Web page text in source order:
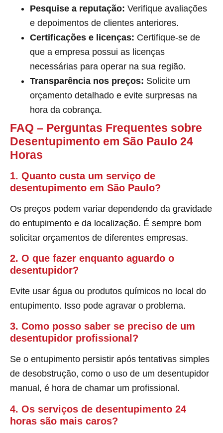
Pesquise a reputação: Verifique avaliações
e depoimentos de clientes anteriores.
Certificações e licenças: Certifique-se de
que a empresa possui as licenças
necessárias para operar na sua região.
Transparência nos preços: Solicite um
orçamento detalhado e evite surpresas na
hora da cobrança.
FAQ – Perguntas Frequentes sobre
Desentupimento em São Paulo 24
Horas
1. Quanto custa um serviço de
desentupimento em São Paulo?
Os preços podem variar dependendo da gravidade
do entupimento e da localização. É sempre bom
solicitar orçamentos de diferentes empresas.
2. O que fazer enquanto aguardo o
desentupidor?
Evite usar água ou produtos químicos no local do
entupimento. Isso pode agravar o problema.
3. Como posso saber se preciso de um
desentupidor profissional?
Se o entupimento persistir após tentativas simples
de desobstrução, como o uso de um desentupidor
manual, é hora de chamar um profissional.
4. Os serviços de desentupimento 24
horas são mais caros?